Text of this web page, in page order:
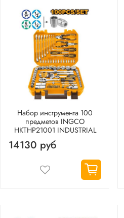
Набор инструмента 100
предметов INGCO
HKTHP21001 INDUSTRIAL
14130 руб